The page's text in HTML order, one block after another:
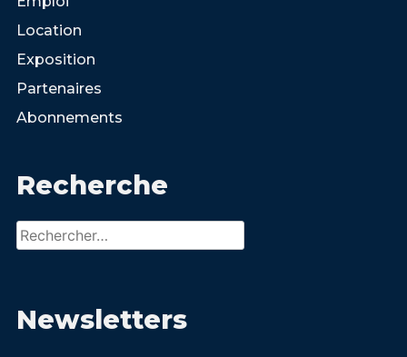
Location
Exposition
Partenaires
Abonnements
Recherche
Rechercher :
Newsletters